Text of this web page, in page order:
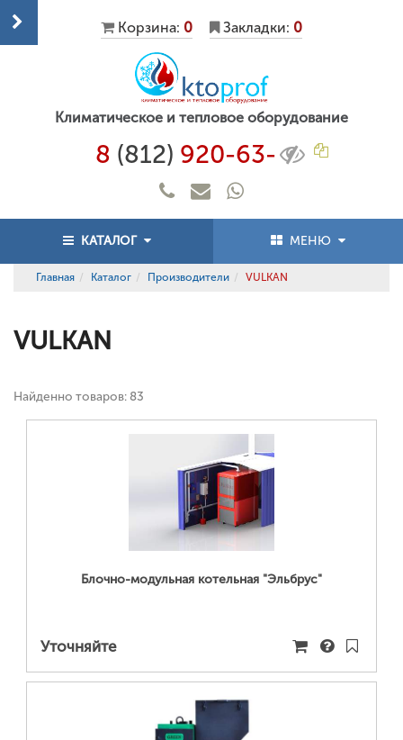
Корзина: 0 Закладки: 0
Климатическое и тепловое оборудование
8 (812) 920-63-
КАТАЛОГ МЕНЮ
Главная Каталог Производители VULKAN
VULKAN
Найденно товаров: 83
ПОДРОБНЕЕ...
Блочно-модульная котельная "Эльбрус"
Уточняйте